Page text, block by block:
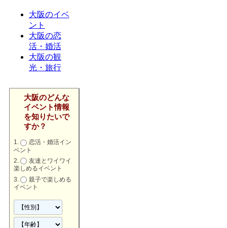
大阪のイベ
ント
大阪の恋
活・婚活
大阪の観
光・旅行
大阪のどんな
イベント情報
を知りたいで
すか？
恋活・婚活イン
ベント
友達とワイワイ
楽しめるイベント
親子で楽しめる
イベント